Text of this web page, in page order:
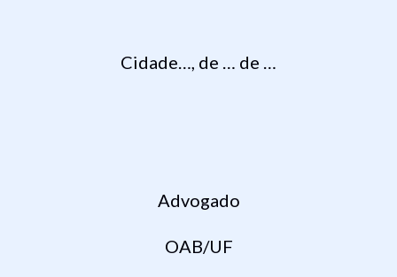
Cidade…, de … de …
Advogado
OAB/UF